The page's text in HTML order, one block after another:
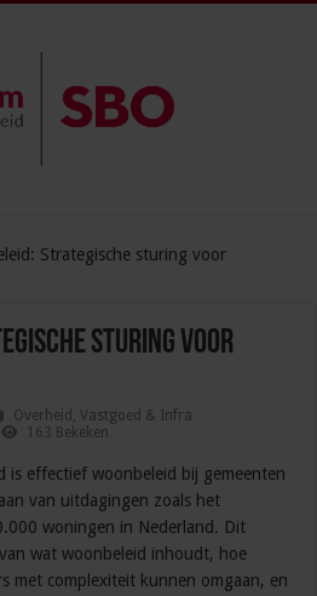
Strategische sturing voor
sturing voor
Overheid ,Vastgoed & Infra
163 Bekeken
is effectief woonbeleid bij gemeenten
van uitdagingen zoals het
woningen in Nederland. Dit
wat woonbeleid inhoudt, hoe
met complexiteit kunnen omgaan, en